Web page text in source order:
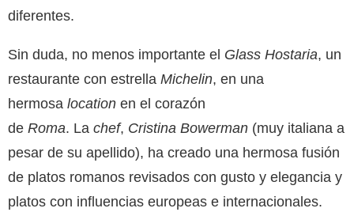
diferentes.
Sin duda, no menos importante el Glass Hostaria, un
restaurante con estrella Michelin, en una
hermosa location en el corazón
de Roma. La chef, Cristina Bowerman (muy italiana a
pesar de su apellido), ha creado una hermosa fusión
de platos romanos revisados ​​con gusto y elegancia y
platos con influencias europeas e internacionales.